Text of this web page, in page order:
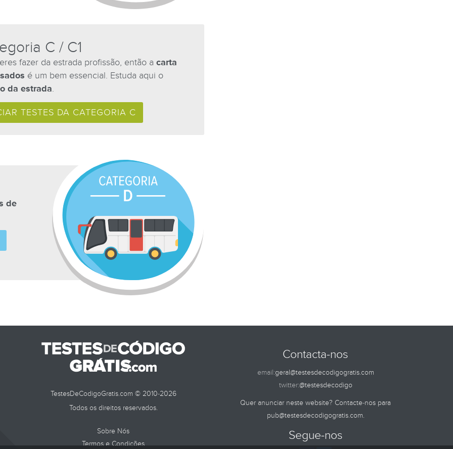
C / C1
fazer da estrada profissão, então a carta
é um bem essencial. Estuda aqui o
da estrada.
TESTES DA CATEGORIA C
de
TestesDeCodigoGratis.com © 2010-2026
Todos os direitos reservados.
Sobre Nós
Termos e Condições
Contacta-nos
email:geral@testesdecodigogratis.com
twitter:@testesdecodigo
Quer anunciar neste website? Contacte-nos para
pub@testesdecodigogratis.com.
Segue-nos